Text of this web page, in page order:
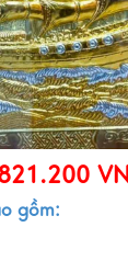
gồm: